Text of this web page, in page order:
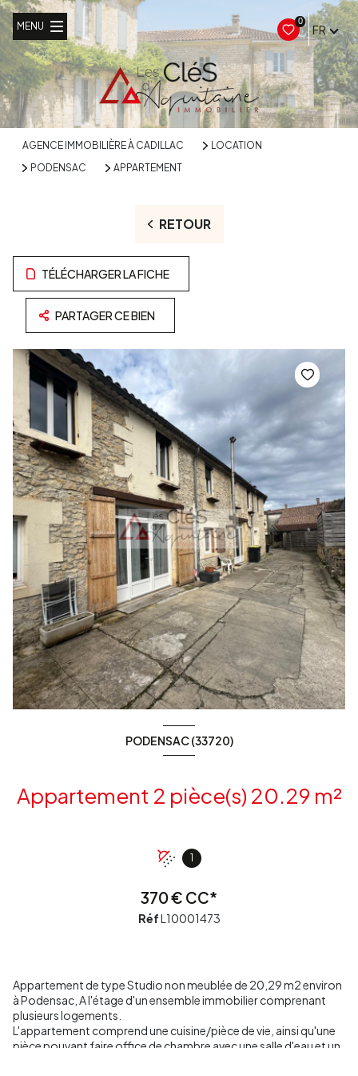
0
FR
MENU
AGENCE IMMOBILIÈRE À CADILLAC
LOCATION
PODENSAC
APPARTEMENT
RETOUR
TÉLÉCHARGER LA FICHE
PARTAGER CE BIEN
PODENSAC (33720)
Appartement 2 pièce(s) 20.29 m²
1
370 € CC*
RéfL10001473
Appartement de type Studio non meublée de 20,29 m2 environ
à Podensac, A l'étage d'un ensemble immobilier comprenant
plusieurs logements.
L'appartement comprend une cuisine/pièce de vie, ainsi qu'une
pièce pouvant faire office de chambre avec une salle d'eau et un